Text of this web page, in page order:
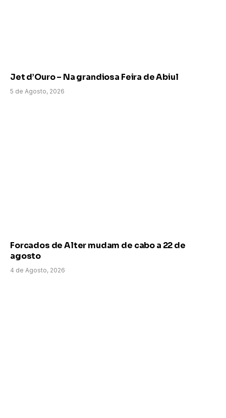
Jet d’Ouro – Na grandiosa Feira de Abiul
5 de Agosto, 2026
Forcados de Alter mudam de cabo a 22 de
agosto
4 de Agosto, 2026